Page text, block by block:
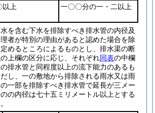
以上 一〇〇分の一・二以上
を含む下水を排除すべき排水管の内径及
者が特別の理由があると認めた場合を除
めるところによるものとし、排水渠の断
の上欄の区分に応じ、それぞれ同表の中欄
排水管と同程度以上の流下能力のあるも
し、一の敷地から排除される雨水又は雨
一部を排除すべき排水管で延長が三メー
のの内径は七十五ミリメートル以上とする